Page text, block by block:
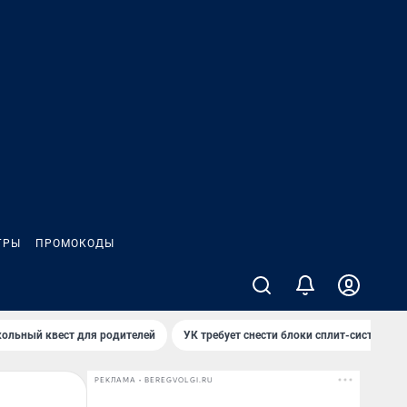
ПРОМОКОДЫ
квест для родителей УК требует снести блоки сплит-систем
РЕКЛАМА • BEREGVOLGI.RU